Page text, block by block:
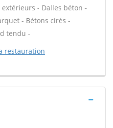
- Dalles béton -
- Bétons cirés -
tendu -
restauration